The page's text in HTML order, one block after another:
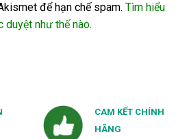
để hạn chế spam. Tìm hiểu
duyệt như thế nào.
CAM KẾT CHÍNH
HÃNG